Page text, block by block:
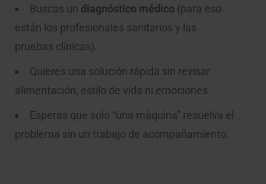
Buscas un diagnóstico médico (para eso
están los profesionales sanitarios y las
pruebas clínicas).
Quieres una solución rápida sin revisar
alimentación, estilo de vida ni emociones.
Esperas que solo “una máquina” resuelva el
problema sin un trabajo de acompañamiento.